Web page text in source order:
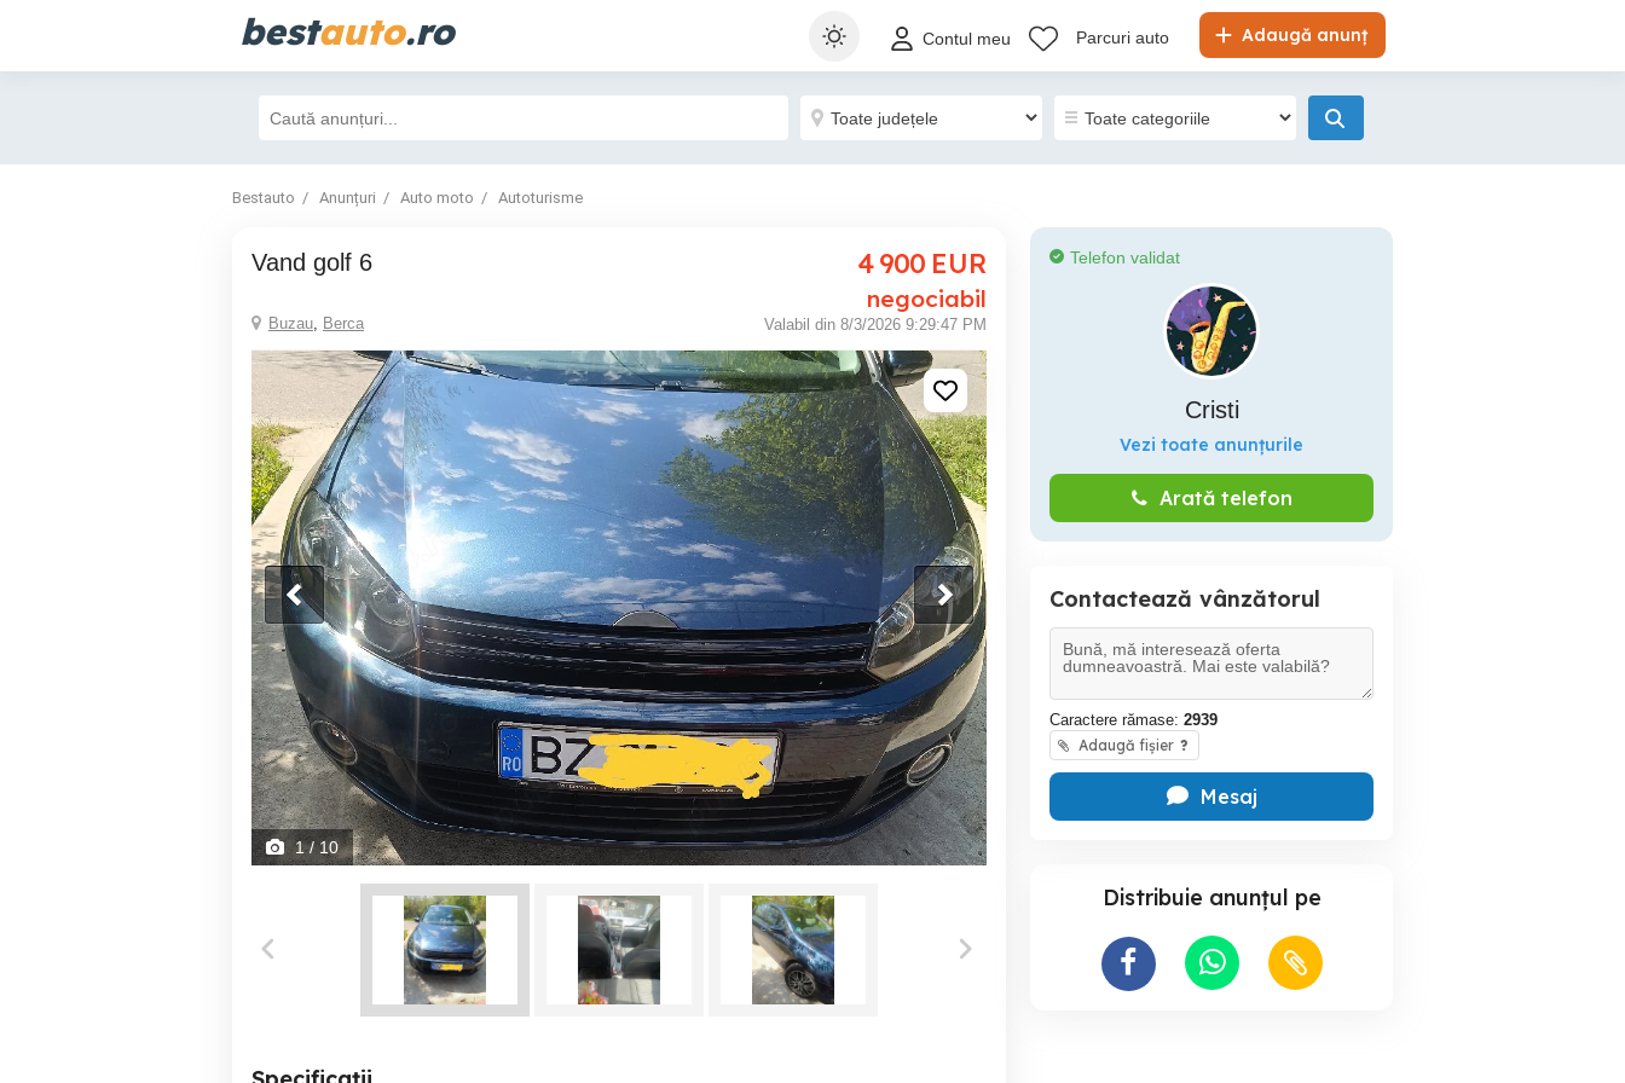
bestauto.ro Adaugă anunț
Contul meu Parcuri auto
Bestauto Anunțuri Auto moto Autoturisme
Vand golf 6 4 900 EUR
negociabil
Buzau, Berca Valabil din 8/3/2026 9:29:47 PM
1/ 10
Telefon validat
Cristi
Vezi toate anunțurile
Arată telefon
Contactează vânzătorul
Caractere rămase: 2939
Adaugă fișier ?
Mesaj
Distribuie anunțul pe